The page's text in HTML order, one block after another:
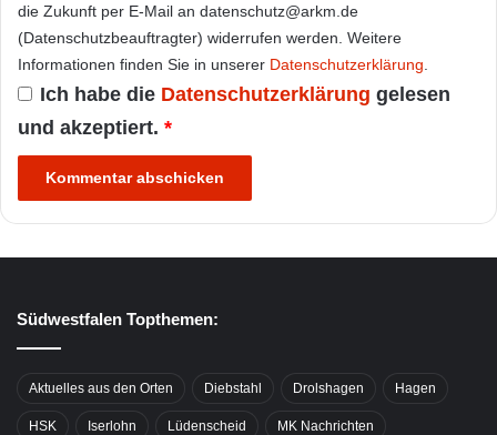
die Zukunft per E-Mail an datenschutz@arkm.de
(Datenschutzbeauftragter) widerrufen werden. Weitere
Informationen finden Sie in unserer Datenschutzerklärung
Ich habe die Datenschutzerklärung gelesen
und akzeptiert. *
Südwestfalen Topthemen:
Aktuelles aus den Orten Diebstahl Drolshagen Hagen
HSK Iserlohn Lüdenscheid MK Nachrichten